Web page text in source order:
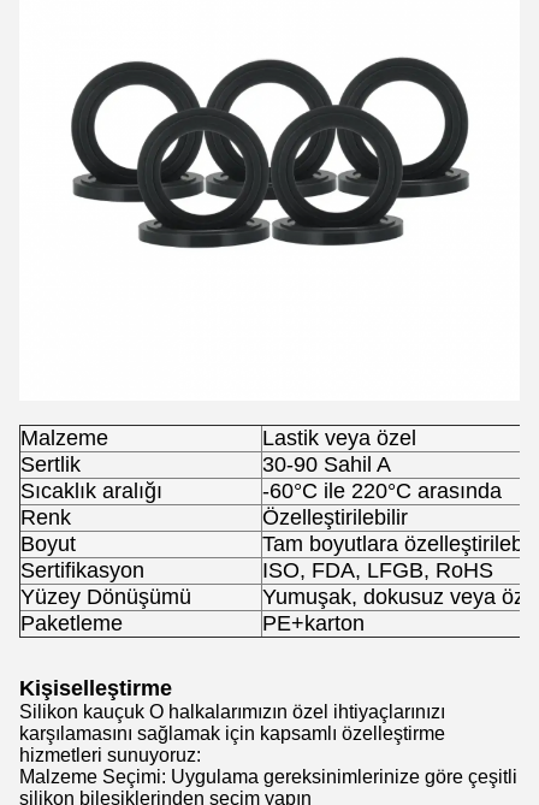
Malzeme
Lastik veya özel
Sertlik
30-90 Sahil A
Sıcaklık aralığı
-60°C ile 220°C arasında
Renk
Özelleştirilebilir
Boyut
Tam boyutlara
Sertifikasyon
ISO, FDA, LFGB, RoHS
Yüzey Dönüşümü
Yumuşak, dokusuz veya
Paketleme
PE+karton
Kişiselleştirme
Silikon kauçuk O halkalarımızın özel ihtiyaçlarınızı
karşılamasını sağlamak için kapsamlı özelleştirme
hizmetleri sunuyoruz:
Malzeme Seçimi: Uygulama gereksinimlerinize göre çeşitli
silikon bileşiklerinden seçim yapın